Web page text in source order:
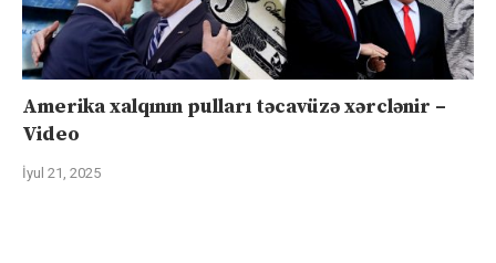
Amerika xalqının pulları təcavüzə xərclənir –
Video
İyul 21, 2025